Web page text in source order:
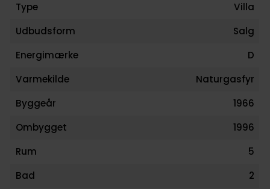
Type
Villa
Udbudsform
Salg
Energimærke
D
Varmekilde
Naturgasfyr
Byggeår
1966
Ombygget
1996
Rum
5
Bad
2